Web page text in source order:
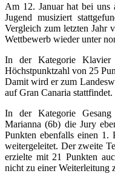
Am 12. Januar hat bei uns
Jugend musiziert
Vergleich zum letzten Jahr
Wettbewerb wieder unter
In der Kategorie
Höchstpunktzahl von 25
Damit wird er zum
auf Gran Canaria stattfindet.
In der Kategorie Gesang
Marianna (6b) die Jury
Punkten ebenfalls einen 1.
weitergeleitet. Der zweite
erzielte mit 21 Punkten
nicht zu einer Weiterleitung